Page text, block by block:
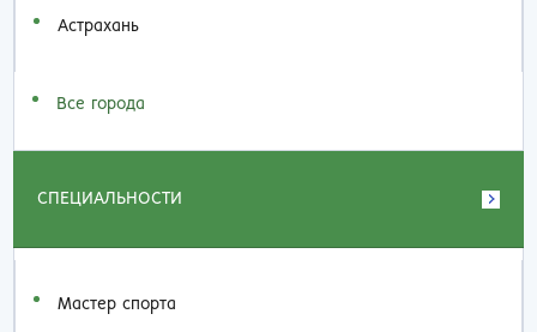
Астрахань
Все города
СПЕЦИАЛЬНОСТИ
Мастер спорта